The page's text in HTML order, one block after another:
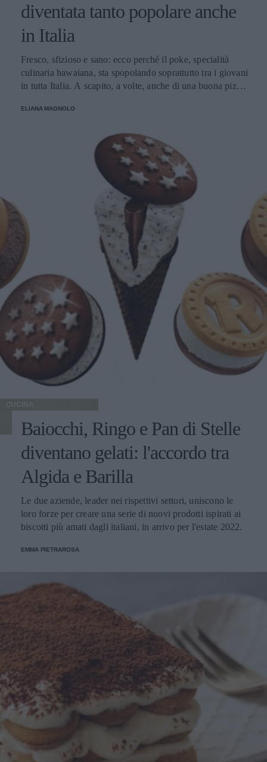
diventata tanto popolare anche
in Italia
Fresco, sfizioso e sano: ecco perché il poke, specialità
culinaria hawaiana, sta spopolando soprattutto tra i giovani
in tutta Italia. A scapito, a volte, anche di una buona pizza.
ELIANA MAGNOLO
CUCINA
Baiocchi, Ringo e Pan di Stelle
diventano gelati: l'accordo tra
Algida e Barilla
Le due aziende, leader nei rispettivi settori, uniscono le
loro forze per creare una serie di nuovi prodotti ispirati ai
biscotti più amati dagli italiani, in arrivo per l'estate 2022.
EMMA PIETRAROSA